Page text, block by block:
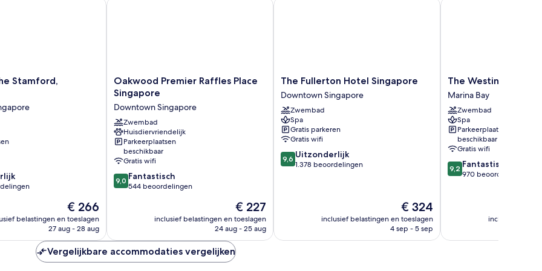
Stamford,
De
prijs
is
€ 266
belastingen en toeslagen
27 aug - 28 aug
Oakwood
Premier
Raffles
Place
Singapore
Downtown
Singapore
Oakwood Premier Raffles Place
Singapore
Downtown Singapore
Zwembad
Huisdiervriendelijk
Parkeerplaatsen
beschikbaar
Gratis wifi
9.0
van
9,0 Fantastisch
544 beoordelingen
De
prijs
is
€ 227
inclusief belastingen en toeslagen
24 aug - 25 aug
The
Fullerton
Hotel
Singapore
Downtown
Singapore
The Fullerton Hotel Singapore
Downtown Singapore
Zwembad
Spa
Gratis parkeren
Gratis wifi
9.6
van
9,6 Uitzonderlijk
1.378 beoordelingen
De
prijs
is
€ 324
inclusief belastingen en toeslagen
4 sep - 5 sep
The
Westin
Singapore
Marina
Bay
The Westin
Marina Bay
Zwembad
Spa
Parkeerplaatsen
beschikbaar
Gratis wifi
9.2
van
beoordelingen
9,2 Fantastisch
970 beoordelingen
inclusief
Vergelijkbare accommodaties vergelijken